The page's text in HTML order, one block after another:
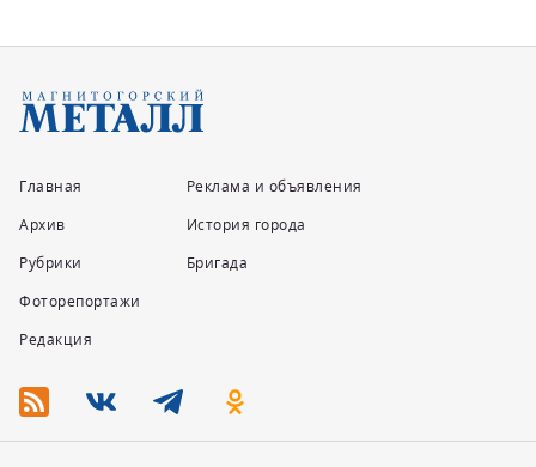
Главная
Архив
Рубрики
Фоторепортажи
Редакция
Реклама и объявления
История города
Бригада